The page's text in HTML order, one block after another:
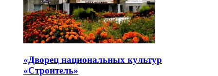
«Дворец национальных культур
«Строитель»